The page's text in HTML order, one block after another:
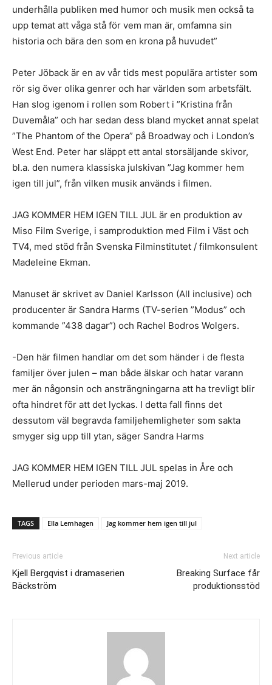
underhålla publiken med humor och musik men också ta
upp temat att våga stå för vem man är, omfamna sin
historia och bära den som en krona på huvudet”
Peter Jöback är en av vår tids mest populära artister som
rör sig över olika genrer och har världen som arbetsfält.
Han slog igenom i rollen som Robert i ”Kristina från
Duvemåla” och har sedan dess bland mycket annat spelat
”The Phantom of the Opera” på Broadway och i London’s
West End. Peter har släppt ett antal storsäljande skivor,
bl.a. den numera klassiska julskivan ”Jag kommer hem
igen till jul”, från vilken musik används i filmen.
JAG KOMMER HEM IGEN TILL JUL är en produktion av
Miso Film Sverige, i samproduktion med Film i Väst och
TV4, med stöd från Svenska Filminstitutet / filmkonsulent
Madeleine Ekman.
Manuset är skrivet av Daniel Karlsson (All inclusive) och
producenter är Sandra Harms (TV-serien ”Modus” och
kommande ”438 dagar”) och Rachel Bodros Wolgers.
-Den här filmen handlar om det som händer i de flesta
familjer över julen – man både älskar och hatar varann
mer än någonsin och ansträngningarna att ha trevligt blir
ofta hindret för att det lyckas. I detta fall finns det
dessutom väl begravda familjehemligheter som sakta
smyger sig upp till ytan, säger Sandra Harms
JAG KOMMER HEM IGEN TILL JUL spelas in Åre och
Mellerud under perioden mars-maj 2019.
TAGS Ella Lemhagen Jag kommer hem igen till jul
Previous article
Kjell Bergqvist i dramaserien
Bäckström
Next article
Breaking Surface får
produktionsstöd